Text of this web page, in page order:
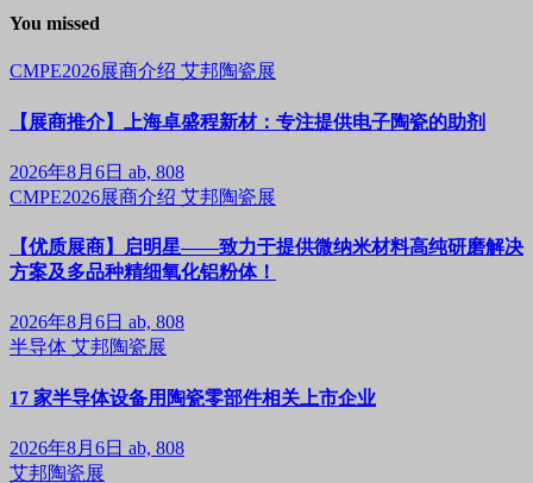
You missed
CMPE2026展商介绍 艾邦陶瓷展
【展商推介】上海卓盛程新材：专注提供电子陶瓷的助剂
2026年8月6日 ab, 808
CMPE2026展商介绍 艾邦陶瓷展
【优质展商】启明星——致力于提供微纳米材料高纯研磨解决
方案及多品种精细氧化铝粉体！
2026年8月6日 ab, 808
半导体 艾邦陶瓷展
17 家半导体设备用陶瓷零部件相关上市企业
2026年8月6日 ab, 808
艾邦陶瓷展